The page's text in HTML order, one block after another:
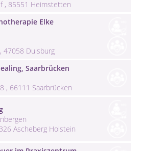
, 85551 Heimstetten
Elke
47058 Duisburg
Saarbrücken
, 66111 Saarbrücken
Ascheberg Holstein